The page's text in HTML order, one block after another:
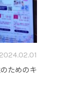
2024.02.01
ためのキ